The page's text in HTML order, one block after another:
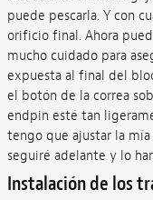
puede pescarla. Y con
orificio final. Ahora
mucho cuidado para
expuesta al final del
el botón de la correa
endpin esté tan
tengo que ajustar la mía
seguiré adelante y lo
Instalación de los